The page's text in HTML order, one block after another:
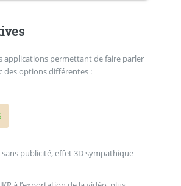
applications permettant de faire parler
des options différentes :
sans publicité, effet 3D sympathique